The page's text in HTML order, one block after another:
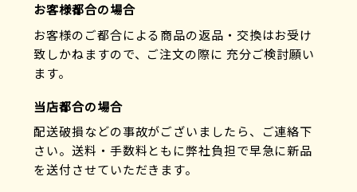
お客様都合の場合
お客様のご都合による商品の返品・交換はお受け
致しかねますので、ご注文の際に 充分ご検討願い
ます。
当店都合の場合
配送破損などの事故がございましたら、ご連絡下
さい。送料・手数料ともに弊社負担で早急に新品
を送付させていただきます。